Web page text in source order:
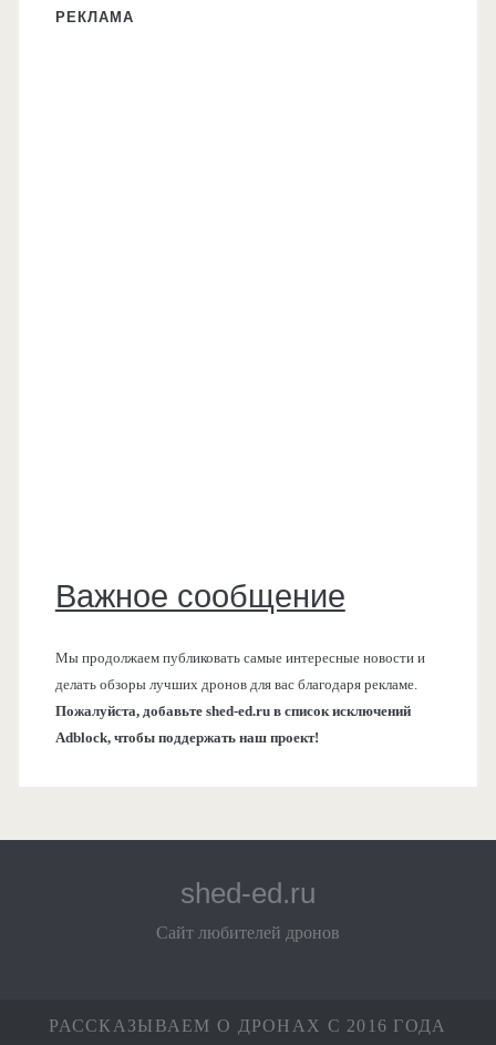
РЕКЛАМА
Важное сообщение
Мы продолжаем публиковать самые интересные новости и
делать обзоры лучших дронов для вас благодаря рекламе.
Пожалуйста, добавьте shed-ed.ru в список исключений
Adblock, чтобы поддержать наш проект!
shed-ed.ru
Сайт любителей дронов
РАССКАЗЫВАЕМ О ДРОНАХ С 2016 ГОДА